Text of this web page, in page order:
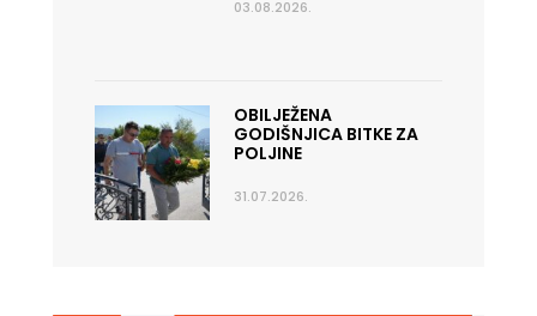
03.08.2026.
OBILJEŽENA
GODIŠNJICA BITKE ZA
POLJINE
31.07.2026.